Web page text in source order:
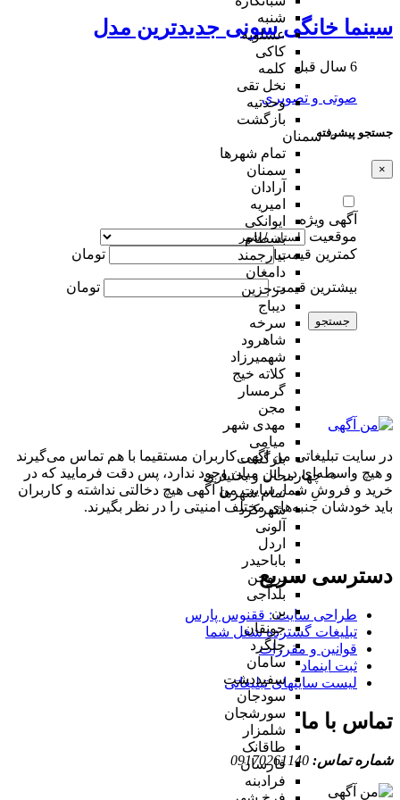
شنبه
عسلویه
کاکی
کلمه
نخل تقی
وحدتیه
بازگشت
سمنان
تمام شهر‌ها
سمنان
آرادان
امیریه
ایوانکی
بسطام
بیارجمند
دامغان
درجزین
دیباج
سرخه
شاهرود
شهمیرزاد
کلاته خیج
گرمسار
مجن
مهدی شهر
میامی
بازگشت
چهارمحال و بختیاری
تمام شهر‌ها
شهرکرد
آلونی
اردل
باباحیدر
بروجن
بلداجی
بن
جونقان
چلگرد
سامان
سفیددشت
سودجان
سورشجان
شلمزار
طاقانک
فارسان
فرادبنه
سینما خانگی سونی جدیدترین مدل
6 سال قبل
صوتی و تصویری
جستجو پیشرفته
×
آگهی ویژه
موقعیت
کمترین قیمت
تومان
بیشترین قیمت تومان
جستجو
در سایت تبلیغاتی من آگهی کاربران مستقیما با هم تماس می‌گیرند
و هیچ واسطه‌ای در این میان وجود ندارد، پس دقت فرمایید که در
خرید و فروشِ شما، سایت من آگهی هیچ دخالتی نداشته و کاربران
باید خودشان جنبه‌های مختلف امنیتی را در نظر بگیرند.
دسترسی سریع
طراحی سایت :‌ ققنوس پارس
تبلیغات گسترده شغل شما
قوانین و مقررات
ثبت اینماد
لیست سایتهای تبلیغاتی
تماس با ما
شماره تماس: 09170261140